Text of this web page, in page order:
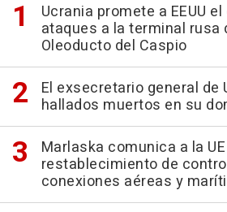
Ucrania promete a EEUU
ataques a la terminal rusa
Oleoducto del Caspio
El exsecretario general de
hallados muertos en su
Marlaska comunica a la
restablecimiento de
conexiones aéreas y